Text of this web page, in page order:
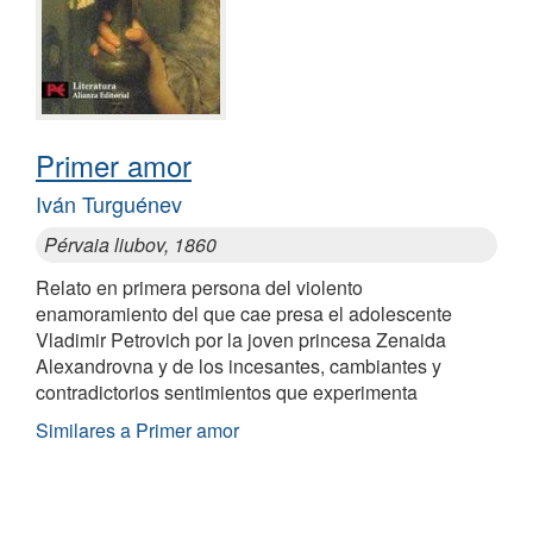
Primer amor
Iván Turguénev
Pérvaia liubov, 1860
Relato en primera persona del violento
enamoramiento del que cae presa el adolescente
Vladimir Petrovich por la joven princesa Zenaida
Alexandrovna y de los incesantes, cambiantes y
contradictorios sentimientos que experimenta
Similares a Primer amor